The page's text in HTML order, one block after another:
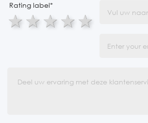
Rating label*
5 stars
4 stars
3 stars
2 stars
1 star